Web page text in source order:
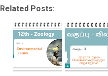
Related Posts: